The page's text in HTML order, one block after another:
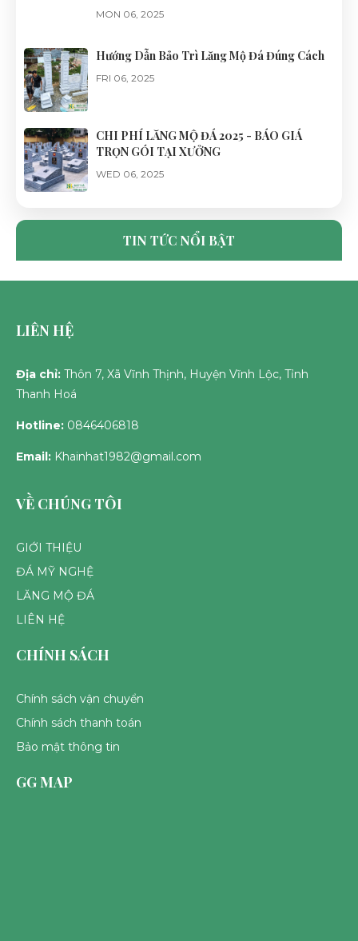
MON 06, 2025
Hướng Dẫn Bảo Trì Lăng Mộ Đá Đúng Cách
FRI 06, 2025
CHI PHÍ LĂNG MỘ ĐÁ 2025 - BÁO GIÁ
TRỌN GÓI TẠI XƯỞNG
WED 06, 2025
THỦY - ĐÁ MỸ NGHỆ NHẬT HÀ
TIN TỨC NỔI BẬT
LIÊN HỆ
Địa chỉ: Thôn 7, Xã Vĩnh Thịnh, Huyện Vĩnh Lộc, Tỉnh
Thanh Hoá
Hotline: 0846406818
Email: Khainhat1982@gmail.com
VỀ CHÚNG TÔI
GIỚI THIỆU
ĐÁ MỸ NGHỆ
LĂNG MỘ ĐÁ
LIÊN HỆ
CHÍNH SÁCH
Chính sách vận chuyển
Chính sách thanh toán
Bảo mật thông tin
GG MAP